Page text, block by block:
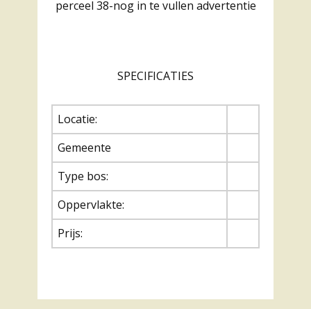
perceel 38-nog in te vullen advertentie
SPECIFICATIES
Locatie:
Gemeente
Type bos:
Oppervlakte:
Prijs: